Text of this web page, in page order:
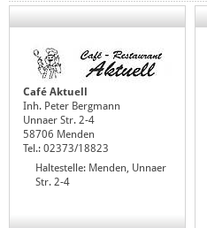
Café Aktuell
Inh. Peter Bergmann
Unnaer Str. 2-4
58706 Menden
Tel.: 02373/18823
Haltestelle: Menden, Unnaer
Str. 2-4